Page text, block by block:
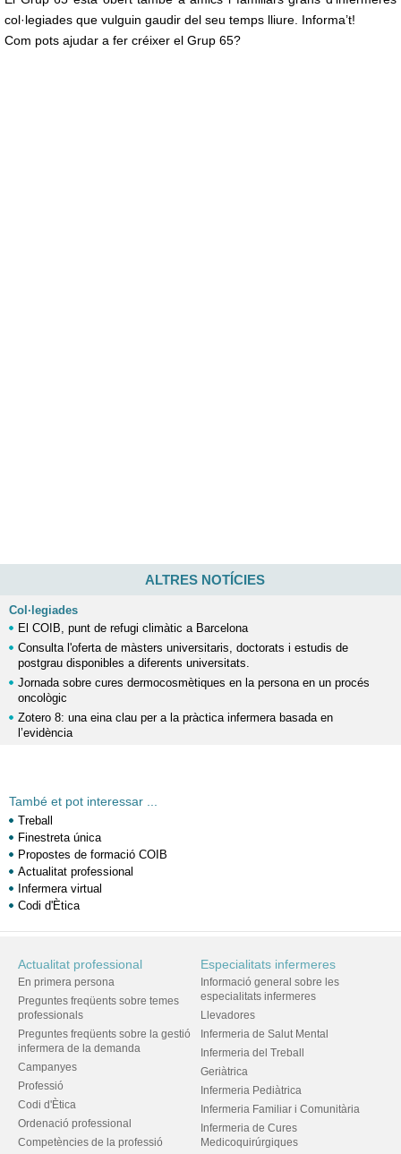
col·legiades que vulguin gaudir del seu temps lliure. Informa’t!
Com pots ajudar a fer créixer el Grup 65?
ALTRES NOTÍCIES
Col·legiades
El COIB, punt de refugi climàtic a Barcelona
Consulta l'oferta de màsters universitaris, doctorats i estudis de
postgrau disponibles a diferents universitats.
Jornada sobre cures dermocosmètiques en la persona en un procés
oncològic
Zotero 8: una eina clau per a la pràctica infermera basada en
l’evidència
També et pot interessar ...
Treball
Finestreta única
Propostes de formació COIB
Actualitat professional
Infermera virtual
Codi d'Ètica
Actualitat professional
En primera persona
Preguntes freqüents sobre temes
professionals
Preguntes freqüents sobre la gestió
infermera de la demanda
Campanyes
Professió
Codi d'Ètica
Ordenació professional
Competències de la professió
Especialitats infermeres
Informació general sobre les
especialitats infermeres
Llevadores
Infermeria de Salut Mental
Infermeria del Treball
Geriàtrica
Infermeria Pediàtrica
Infermeria Familiar i Comunitària
Infermeria de Cures
Medicoquirúrgiques